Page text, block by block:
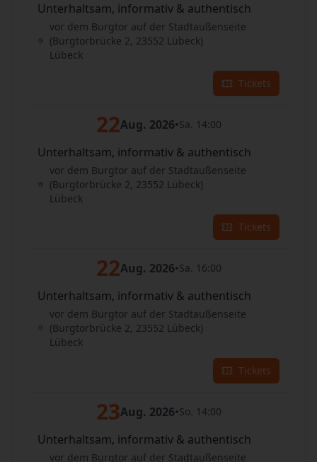
Unterhaltsam, informativ & authentisch
vor dem Burgtor auf der Stadtaußenseite
(Burgtorbrücke 2, 23552 Lübeck)
Lübeck
Tickets
22Aug. 2026•Sa. 14:00
Unterhaltsam, informativ & authentisch
vor dem Burgtor auf der Stadtaußenseite
(Burgtorbrücke 2, 23552 Lübeck)
Lübeck
Tickets
22Aug. 2026•Sa. 16:00
Unterhaltsam, informativ & authentisch
vor dem Burgtor auf der Stadtaußenseite
(Burgtorbrücke 2, 23552 Lübeck)
Lübeck
Tickets
23Aug. 2026•So. 14:00
Unterhaltsam, informativ & authentisch
vor dem Burgtor auf der Stadtaußenseite